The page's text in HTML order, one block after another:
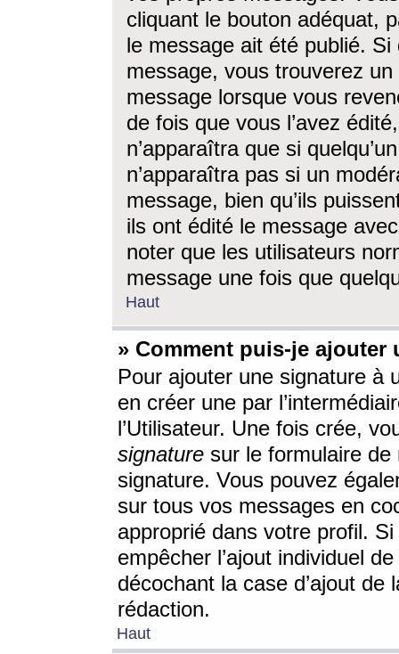
cliquant le bouton adéquat,
le message ait été publié. Si
message, vous trouverez
message lorsque vous
de fois que vous l’avez
n’apparaîtra que si
n’apparaîtra pas si un
message, bien qu’ils
ils ont édité le message
noter que les utilisateurs
message une fois que
Haut
» Comment puis-je ajouter
Pour ajouter une signature à
en créer une par
l’Utilisateur. Une fois crée,
signature sur le formulaire de
signature. Vous pouvez
sur tous vos messages en
approprié dans votre profil.
empêcher l’ajout individuel
décochant la case d’ajout
rédaction.
Haut